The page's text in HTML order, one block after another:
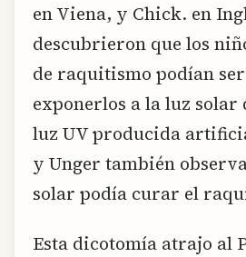
en Viena, y Chick. en
descubrieron que los
de raquitismo podían
exponerlos a la luz solar
luz UV producida
y Unger también
solar podía curar el
Esta dicotomía atrajo al